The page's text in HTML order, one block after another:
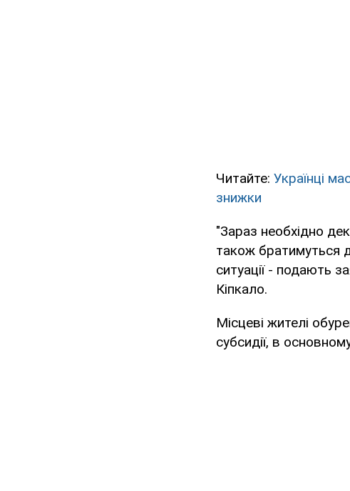
Читайте: Українці
знижки
"Зараз необхідно
також братимуться
ситуації - подають
Кіпкало.
Місцеві жителі
субсидії, в